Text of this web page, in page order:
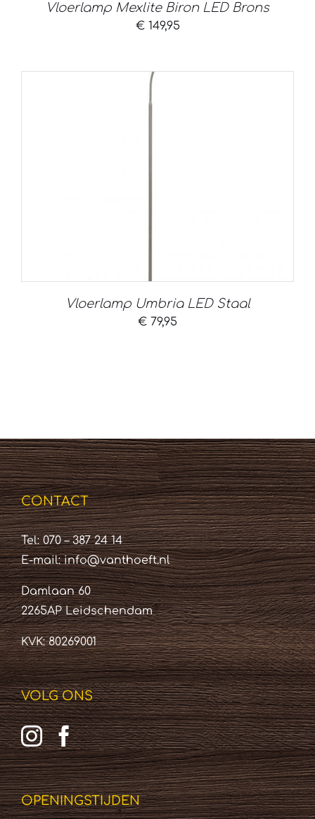
Vloerlamp Mexlite Biron LED Brons
€149,95
Vloerlamp Umbria LED Staal
€ 79,95
CONTACT
Tel: 070 – 387 24 14
E-mail:info@vanthoeft.nl
Damlaan 60
2265AP Leidschendam
KVK: 80269001
VOLG ONS
OPENINGSTIJDEN